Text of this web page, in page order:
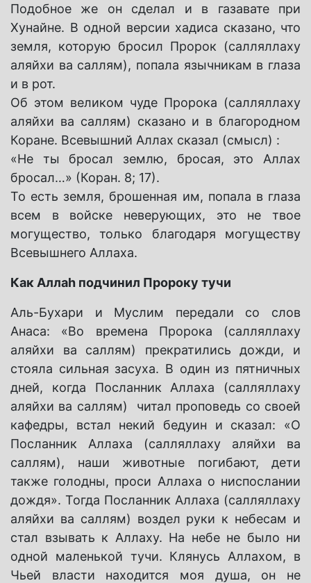
Подобное же он сделал и в газавате при
Хунайне. В одной версии хадиса сказано, что
земля, которую бросил Пророк (салляллаху
аляйхи ва саллям), попала язычникам в глаза
и в рот.
Об этом великом чуде Пророка (салляллаху
аляйхи ва саллям) сказано и в благородном
Коране. Всевышний Аллах сказал (смысл) :
«Не ты бросал землю, бросая, это Аллах
бросал…» (Коран. 8; 17).
То есть земля, брошенная им, попала в глаза
всем в войске неверующих, это не твое
могущество, только благодаря могуществу
Всевышнего Аллаха.
Как Аллаh подчинил Пророку тучи
Аль-Бухари и Муслим передали со слов
Анаса: «Во времена Пророка (салляллаху
аляйхи ва саллям) прекратились дожди, и
стояла сильная засуха. В один из пятничных
дней, когда Посланник Аллаха (салляллаху
аляйхи ва саллям) читал проповедь со своей
кафедры, встал некий бедуин и сказал: «О
Посланник Аллаха (салляллаху аляйхи ва
саллям), наши животные погибают, дети
также голодны, проси Аллаха о ниспослании
дождя». Тогда Посланник Аллаха (салляллаху
аляйхи ва саллям) воздел руки к небесам и
стал взывать к Аллаху. На небе не было ни
одной маленькой тучи. Клянусь Аллахом, в
Чьей власти находится моя душа, он не